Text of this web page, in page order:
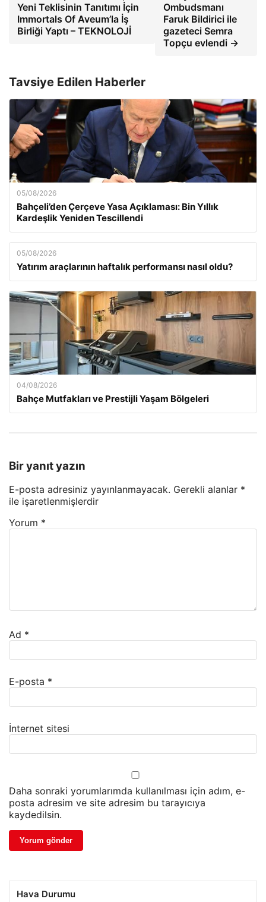
Yeni Teklisinin Tanıtımı İçin
Immortals Of Aveum’la İş
Birliği Yaptı – TEKNOLOJİ
Ombudsmanı
Faruk Bildirici ile
gazeteci Semra
Topçu evlendi →
Tavsiye Edilen Haberler
05/08/2026
Bahçeli’den Çerçeve Yasa Açıklaması: Bin Yıllık
Kardeşlik Yeniden Tescillendi
05/08/2026
Yatırım araçlarının haftalık performansı nasıl oldu?
04/08/2026
Bahçe Mutfakları ve Prestijli Yaşam Bölgeleri
Bir yanıt yazın
E-posta adresiniz yayınlanmayacak. Gerekli alanlar *
ile işaretlenmişlerdir
Yorum *
Ad *
E-posta *
İnternet sitesi
Daha sonraki yorumlarımda kullanılması için adım, e-
posta adresim ve site adresim bu tarayıcıya
kaydedilsin.
Hava Durumu